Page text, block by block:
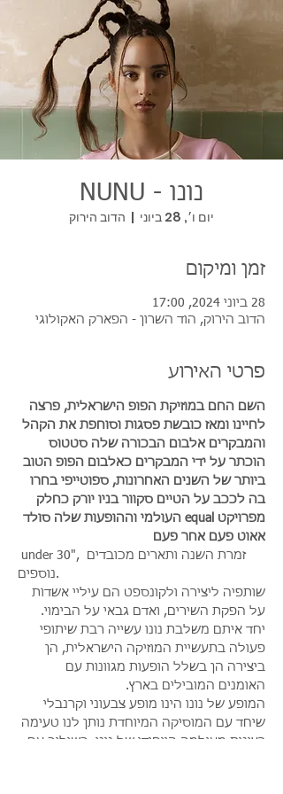
נונו - NUNU
יום ו׳, 28 ביוני
  |
הדוב הירוק
זמן ומיקום
28 ביוני 2024, 17:00
הדוב הירוק, הוד השרון - הפארק האקולוגי
פרטי האירוע
השם החם במוזיקת הפופ הישראלית, פרצה
לחיינו ומאז כובשת פסגות וסוחפת את הקהל
והמבקרים אלבום הבכורה שלה סטטוס
הוכתר על ידי המבקרים כאלבום הפופ הטוב
ביותר של השנים האחרונות, ספוטייפי בחרו
בה לככב על הטיים סקוור בניו יורק כחלק
מפרויקט equal העולמי וההופעות שלה סולד
אאוט פעם אחר פעם
under 30", זמרת השנה ותארים מכובדים
נוספים.
שותפיה ליצירה ולקונספט הם עיליי אשדות
על הפקת השירים, ואדם גבאי על הבימוי.
יחד איתם משלבת נונו עשייה רבת שיתופי
פעולה בתעשיית המוזיקה הישראלית, הן
ביצירה הן בשלל הופעות מגוונות עם
האומנים המובילים בארץ.
המופע של נונו הינו מופע צבעוני וקרנבלי
שיחד עם המוסיקה המיוחדת נותן לנו טעימה
רצינית מעולמה הייחודי של נונו, בשילוב עם